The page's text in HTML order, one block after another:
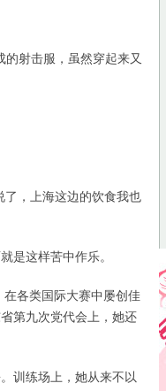
射击服，虽然穿起来又
，上海这边的饮食我也
这样苦中作乐。
各类国际大赛中屡创佳
第九次党代会上，她还
训练场上，她从来不以